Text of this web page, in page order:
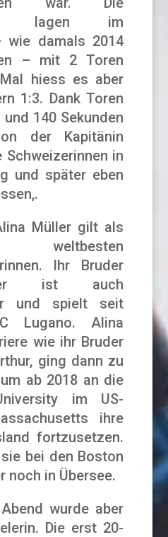
lagen im
wie damals 2014
– mit 2 Toren
hiess es aber
1:3. Dank Toren
140 Sekunden
der Kapitänin
in
und später eben
Müller gilt als
Ihr Bruder
ist auch
und spielt seit
Lugano. Alina
wie ihr Bruder
ging dann zu
ab 2018 an die
im US-
ihre
fortzusetzen.
bei den Boston
noch in Übersee.
wurde aber
Die erst 20-